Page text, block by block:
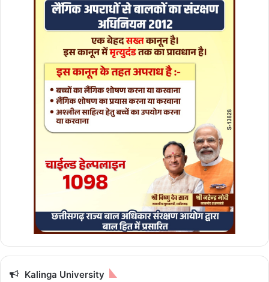
Kalinga University